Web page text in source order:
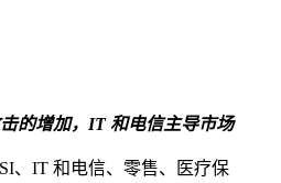
的增加，IT 和电信主导市场
、IT 和电信、零售、医疗保